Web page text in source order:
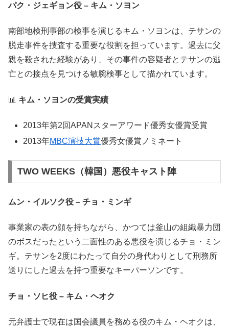
パク・ジェギョン役 – キム・ソヨン
南部地検刑事部の検事を演じるキム・ソヨンは、テサンの
脱走事件を捜査する重要な役割を担っています。過去に父
親を殺された経験があり、その事件の容疑者とテサンの逃
亡との接点を見つける敏腕検事として描かれています。
📊 キム・ソヨンの受賞実績
2013年第2回APANスターアワード優秀女優賞受賞
2013年MBC演技大賞優秀女優賞ノミネート
TWO WEEKS（韓国）悪役キャスト陣
ムン・イルソク役 – チョ・ミンギ
事業家の表の顔を持ちながら、かつては釜山の組織暴力団
のボスだったという二面性のある悪役を演じるチョ・ミン
ギ。テサンを2度にわたって自分の身代わりとして刑務所
送りにした過去を持つ重要なキーパーソンです。
チョ・ソヒ役 – キム・ヘオク
元弁護士で現在は国会議員を務める役のキム・ヘオクは、